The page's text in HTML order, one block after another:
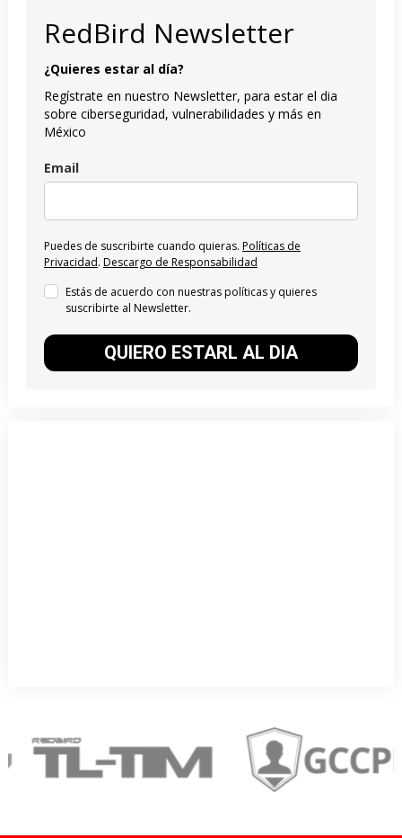
RedBird Newsletter
¿Quieres estar al día?
Regístrate en nuestro Newsletter, para estar el dia
sobre ciberseguridad, vulnerabilidades y más en
México
Email
Puedes de suscribirte cuando quieras. Políticas de
Privacidad. Descargo de Responsabilidad
Estás de acuerdo con nuestras políticas y quieres
suscribirte al Newsletter.
QUIERO ESTARL AL DIA